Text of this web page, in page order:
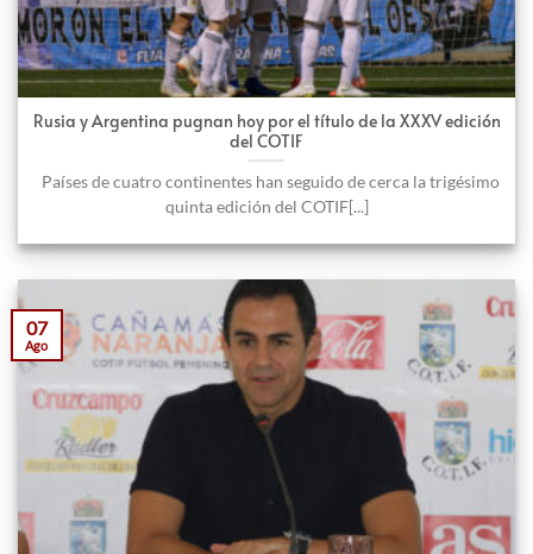
Rusia y Argentina pugnan hoy por el título de la XXXV edición
del COTIF
Países de cuatro continentes han seguido de cerca la trigésimo
quinta edición del COTIF[...]
07
Ago